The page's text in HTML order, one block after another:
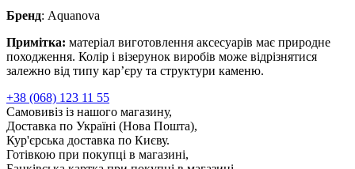
Бренд: Aquanova
Примітка: матеріал виготовлення аксесуарів має природне
походження. Колір і візерунок виробів може відрізнятися
залежно від типу кар’єру та структури каменю.
+38 (068) 123 11 55
Самовивіз із нашого магазину,
Доставка по Україні (Нова Пошта),
Кур'єрська доставка по Києву.
Готівкою при покупці в магазині,